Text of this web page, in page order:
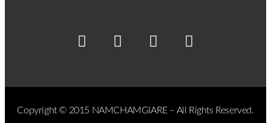
Copyright © 2015 NAMCHAMGIARE – All Rights Reserved.